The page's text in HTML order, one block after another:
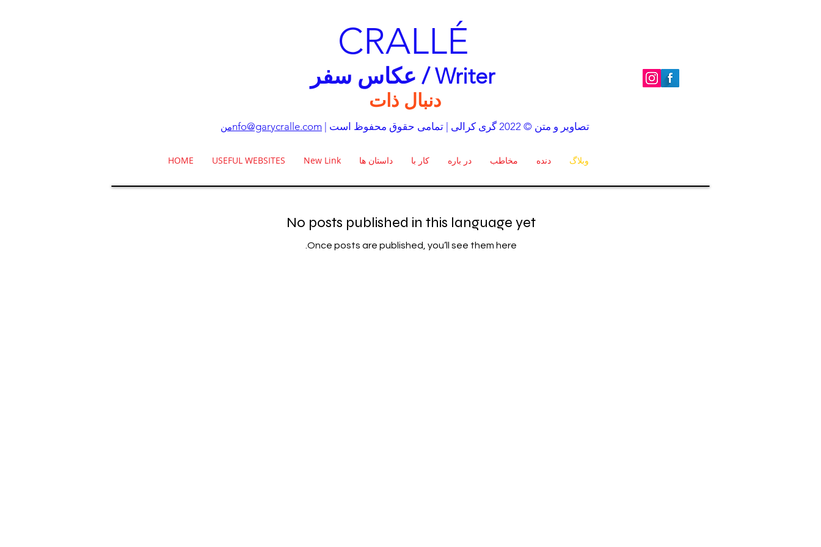
CRALLÉ
عکاس سفر / Writer
دنبال ذات
منnfo@garycralle.com | تصاویر و متن © 2022 گری کرالی | تمامی حقوق محفوظ است
HOME USEFUL WEBSITES New Link داستان ها کار با در باره مخاطب دنده وبلاگ
No posts published in this language yet
Once posts are published, you’ll see them here.